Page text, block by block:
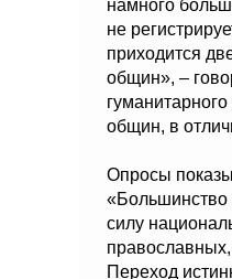
намного
не
приходится
общин», –
общин, в
Опросы
«Большинство
силу
Переход